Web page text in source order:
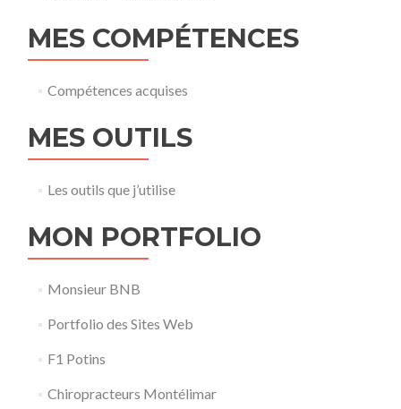
MES COMPÉTENCES
Compétences acquises
MES OUTILS
Les outils que j’utilise
MON PORTFOLIO
Monsieur BNB
Portfolio des Sites Web
F1 Potins
Chiropracteurs Montélimar